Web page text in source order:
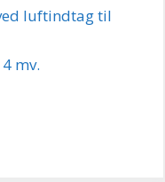
luftindtag til
mv.